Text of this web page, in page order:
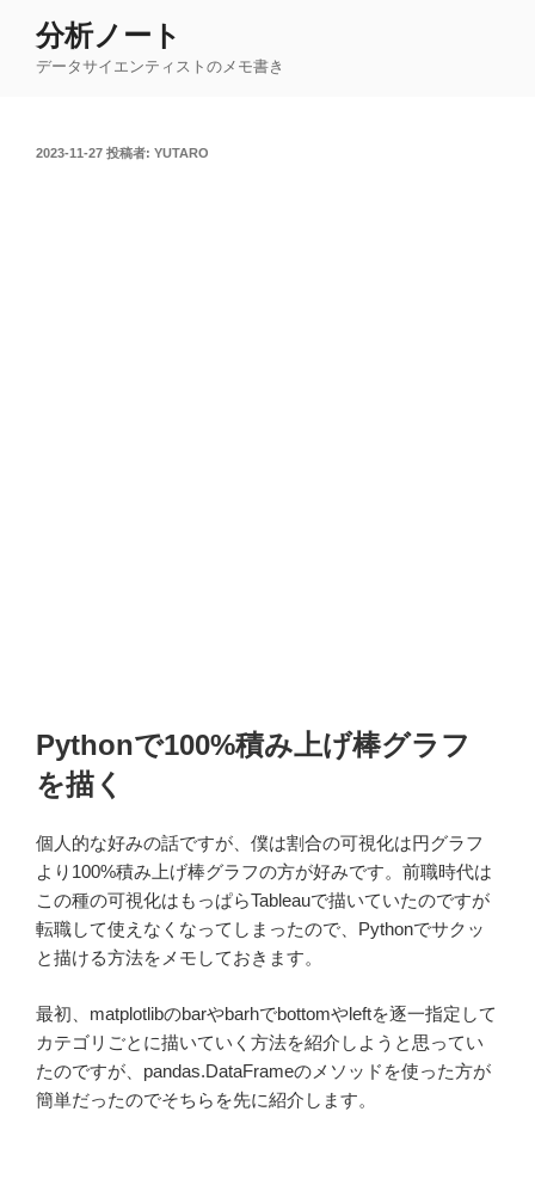
分析ノート
データサイエンティストのメモ書き
投
2023-11-27 投稿者: YUTARO
Pythonで100%積み上げ棒グラフ
を描く
個人的な好みの話ですが、僕は割合の可視化は円グラフ
より100%積み上げ棒グラフの方が好みです。前職時代は
この種の可視化はもっぱらTableauで描いていたのですが
転職して使えなくなってしまったので、Pythonでサクッ
と描ける方法をメモしておきます。
最初、matplotlibのbarやbarhでbottomやleftを逐一指定して
カテゴリごとに描いていく方法を紹介しようと思ってい
たのですが、pandas.DataFrameのメソッドを使った方が
簡単だったのでそちらを先に紹介します。